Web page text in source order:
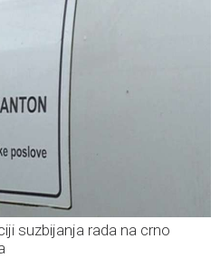
suzbijanja rada na crno